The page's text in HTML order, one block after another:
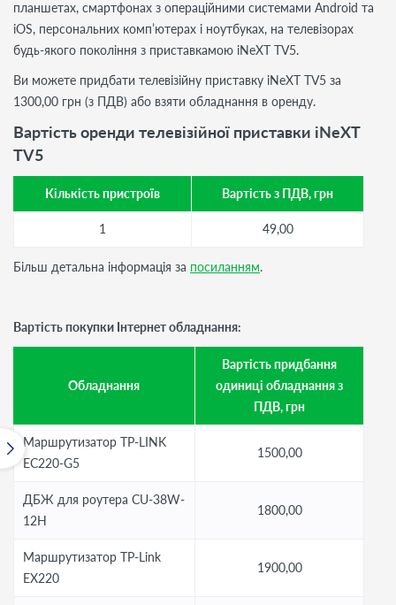
планшетах, смартфонах з операційними системами Android та
iOS, персональних комп’ютерах і ноутбуках, на телевізорах
будь-якого покоління з приставкамою iNeXT TV5.
Ви можете придбати телевізійну приставку iNeXT TV5 за
1300,00 грн (з ПДВ) або взяти обладнання в оренду.
Вартість оренди телевізійної приставки iNeXT
TV5
Кількість пристроїв Вартість з ПДВ, грн
1 49,00
Більш детальна інформація за посиланням.
Вартість покупки Інтернет обладнання:
Обладнання
Вартість придбання
одиниці обладнання з
ПДВ, грн
Маршрутизатор TP-LINK
EC220-G5
1500,00
ДБЖ для роутера CU-38W-
12H
1800,00
Маршрутизатор TP-Link
EX220
1900,00